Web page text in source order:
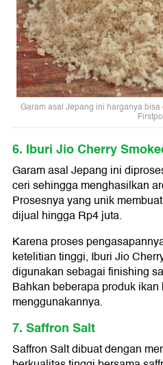
Garam asal Jepang ini harganya
6. Iburi Jio Cherry
Garam asal Jepang ini
ceri sehingga menghasilkan
Prosesnya yang unik
dijual hingga Rp4 juta.
Karena proses
ketelitian tinggi, Iburi Jio
digunakan sebagai finishing
Bahkan beberapa produk
menggunakannya.
7. Saffron Salt
Saffron Salt dibuat dengan